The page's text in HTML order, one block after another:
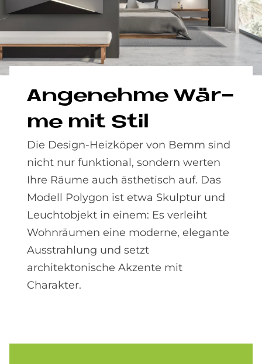
An­ge­neh­me Wär­
me mit Stil
Die Design-Heizköper von Bemm sind
nicht nur funktional, sondern werten
Ihre Räume auch ästhetisch auf. Das
Modell Polygon ist etwa Skulptur und
Leuchtobjekt in einem: Es verleiht
Wohnräumen eine moderne, elegante
Ausstrahlung und setzt
architektonische Akzente mit
Charakter.